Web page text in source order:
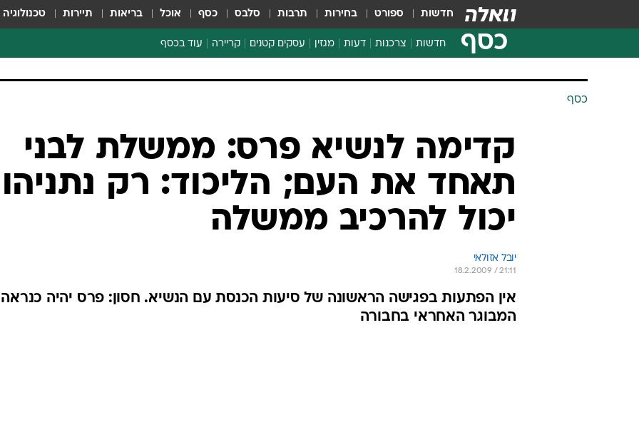
חדשות ספורט בחירות תרבות סלבס כסף אוכל בריאות תיירות טכנולוגיה
כסף חדשות צרכנות
השוואת מחירים
צרכנות פיננסית
דעות מגזין עסקים קטנים קריירה עוד בכסף
הלאונג'
ספורט ביזנס
כסף
קדימה לנשיא פרס: ממשלת לבני
תאחד את העם; הליכוד: רק נתניהו
יכול להרכיב ממשלה
יובל אזולאי
18.2.2009 / 21:11
אין הפתעות בפגישה הראשונה של סיעות הכנסת עם הנשיא. חסון: פרס יהיה כנראה
המבוגר האחראי בחבורה